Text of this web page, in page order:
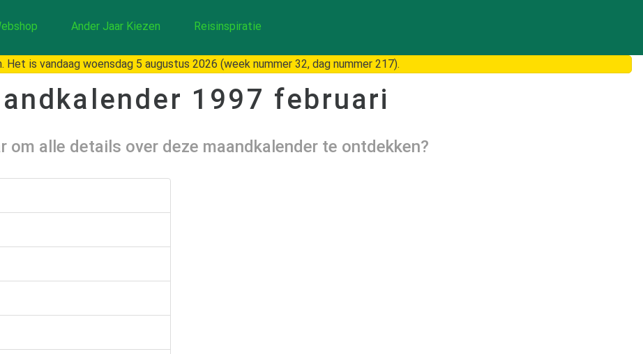
Ander Jaar Kiezen Reisinspiratie
Het is vandaag woensdag 5 augustus 2026 (week nummer 32, dag nummer 217).
1997 februari
om alle details over deze maandkalender te ontdekken?